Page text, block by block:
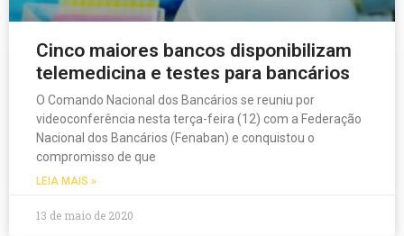
Cinco maiores bancos disponibilizam
telemedicina e testes para bancários
O Comando Nacional dos Bancários se reuniu por
videoconferência nesta terça-feira (12) com a Federação
Nacional dos Bancários (Fenaban) e conquistou o
compromisso de que
LEIA MAIS »
13 de maio de 2020